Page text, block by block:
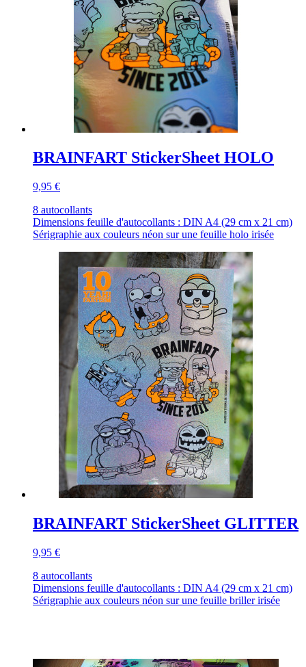
BRAINFART StickerSheet HOLO
9,95 €
8 autocollants
Dimensions feuille d'autocollants : DIN A4 (29 cm x 21 cm)
Sérigraphie aux couleurs néon sur une feuille holo irisée
BRAINFART StickerSheet GLITTER
9,95 €
8 autocollants
Dimensions feuille d'autocollants : DIN A4 (29 cm x 21 cm)
Sérigraphie aux couleurs néon sur une feuille briller irisée